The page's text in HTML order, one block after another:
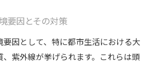
康がもたらす長期的な利点
推奨するケア方法とその理由
要因とその対策
因として、特に都市生活における大
紫外線が挙げられます。これらは頭